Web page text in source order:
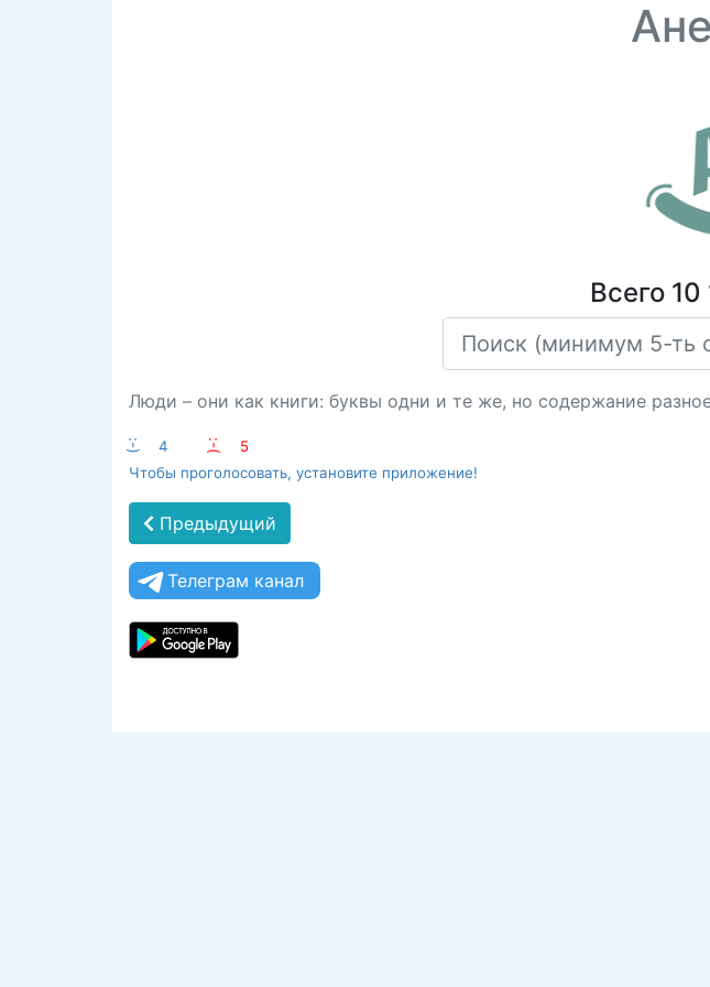
Всего 10
Люди – они как книги: буквы одни и те же, но содержание
:-) 4 :-(
5
Чтобы проголосовать, установите приложение!
Предыдущий
Телеграм канал